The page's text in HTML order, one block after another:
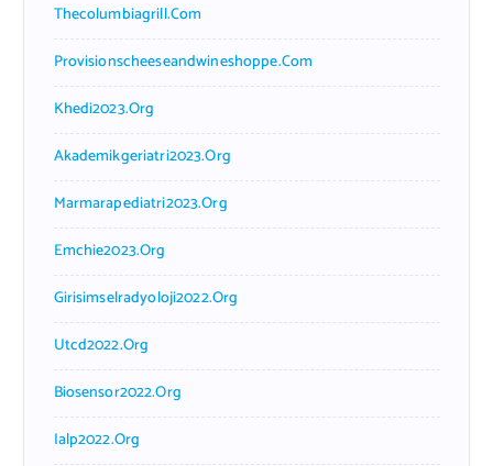
Thecolumbiagrill.com
Provisionscheeseandwineshoppe.com
Khedi2023.org
Akademikgeriatri2023.org
Marmarapediatri2023.org
Emchie2023.org
Girisimselradyoloji2022.org
Utcd2022.org
Biosensor2022.org
Ialp2022.org